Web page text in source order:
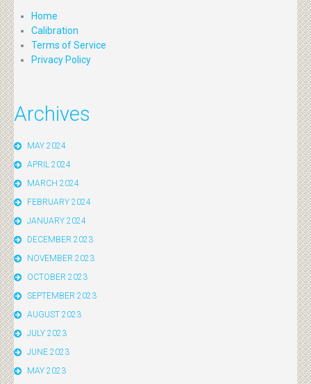
Home
Calibration
Terms of Service
Privacy Policy
Archives
MAY 2024
APRIL 2024
MARCH 2024
FEBRUARY 2024
JANUARY 2024
DECEMBER 2023
NOVEMBER 2023
OCTOBER 2023
SEPTEMBER 2023
AUGUST 2023
JULY 2023
JUNE 2023
MAY 2023